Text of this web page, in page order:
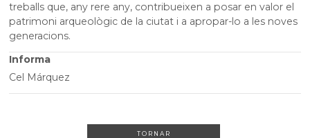
treballs que, any rere any, contribueixen a posar en valor el
patrimoni arqueològic de la ciutat i a apropar-lo a les noves
generacions.
Informa
Cel Márquez
TORNAR